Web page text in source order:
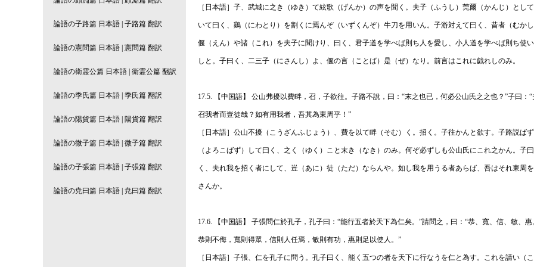
［日本語］子、武城に之き（ゆき）て絃歌（げんか）の声を聞く。夫子（ふうし）莞爾（かんじ）とし
いて曰く、鷄（にわとり）を割くに焉んぞ（いずくんぞ）牛刀を用いん。子游対えて曰く、昔者（むかし
偃（えん）や諸（これ）を夫子に聞けり、曰く、君子道を学べば則ち人を愛し、小人道を学べば則ち使
しと。子曰く、二三子（にさんし）よ、偃の言（ことば）是（ぜ）なり。前言はこれに戯れしのみ。
17.5. 【中国語】 公山弗擾以費畔，召，子欲往。子路不說，曰：“末之也已，何必公山氏之之也？”子曰：“
召我者而豈徒哉？如有用我者，吾其為東周乎！”
［日本語］公山不擾（こうざんふじょう）、費を以て畔（そむ）く。招く。子往かんと欲す。子路説ばず
（よろこばず）して曰く、之く（ゆく）こと末き（なき）のみ。何ぞ必ずしも公山氏にこれ之かん。子曰
く、夫れ我を招く者にして、豈（あに）徒（ただ）ならんや。如し我を用うる者あらば、吾はそれ東周
さんか。
17.6. 【中国語】 子張問仁於孔子，孔子曰：“能行五者於天下為仁矣。”請問之，曰：“恭、寬、信、敏、惠
恭則不侮，寬則得眾，信則人任焉，敏則有功，惠則足以使人。”
［日本語］子張、仁を孔子に問う。孔子曰く、能く五つの者を天下に行なうを仁と為す。これを請い（こ